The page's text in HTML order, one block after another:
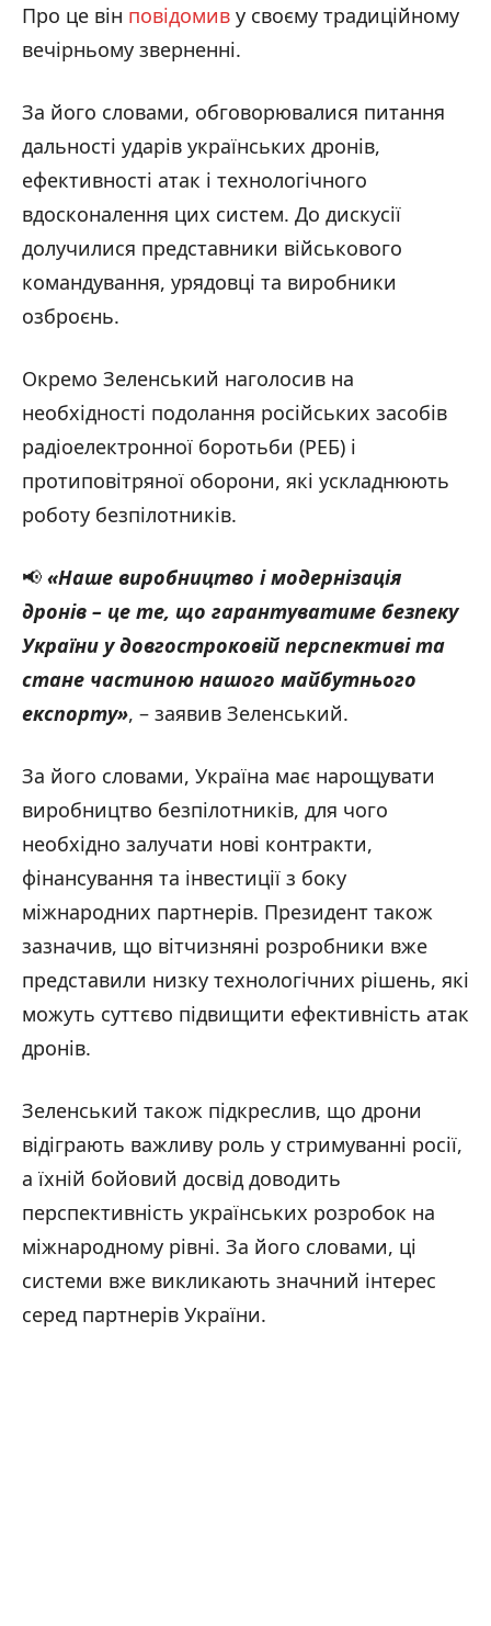
Про це він повідомив у своєму традиційному
вечірньому зверненні.
За його словами, обговорювалися питання
дальності ударів українських дронів,
ефективності атак і технологічного
вдосконалення цих систем. До дискусії
долучилися представники військового
командування, урядовці та виробники
озброєнь.
Окремо Зеленський наголосив на
необхідності подолання російських засобів
радіоелектронної боротьби (РЕБ) і
протиповітряної оборони, які ускладнюють
роботу безпілотників.
📢 «Наше виробництво і модернізація
дронів – це те, що гарантуватиме безпеку
України у довгостроковій перспективі та
стане частиною нашого майбутнього
експорту», – заявив Зеленський.
За його словами, Україна має нарощувати
виробництво безпілотників, для чого
необхідно залучати нові контракти,
фінансування та інвестиції з боку
міжнародних партнерів. Президент також
зазначив, що вітчизняні розробники вже
представили низку технологічних рішень, які
можуть суттєво підвищити ефективність атак
дронів.
Зеленський також підкреслив, що дрони
відіграють важливу роль у стримуванні росії,
а їхній бойовий досвід доводить
перспективність українських розробок на
міжнародному рівні. За його словами, ці
системи вже викликають значний інтерес
серед партнерів України.